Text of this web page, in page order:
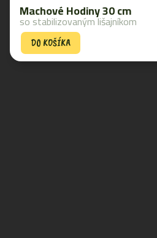
Machové Hodiny 30 cm
so stabilizovaným lišajníkom
DO KOŠÍKA